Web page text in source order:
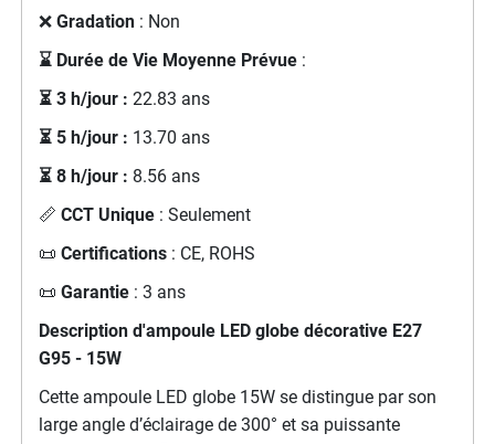
❌ Gradation: Non
⌛ Durée de Vie Moyenne Prévue:
⏳ 3 h/jour : 22.83 ans
⏳ 5 h/jour : 13.70 ans
⏳ 8 h/jour : 8.56 ans
📏 CCT Unique: Seulement
📜 Certifications: CE, ROHS
📜 Garantie: 3 ans
Description d'ampoule LED globe décorative E27
G95 - 15W
Cette ampoule LED globe 15W se distingue par son
large angle d’éclairage de 300° et sa puissante